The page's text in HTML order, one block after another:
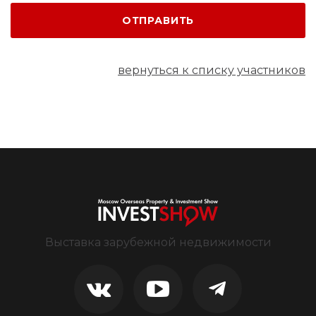
ОТПРАВИТЬ
вернуться к списку участников
Выставка зарубежной недвижимости